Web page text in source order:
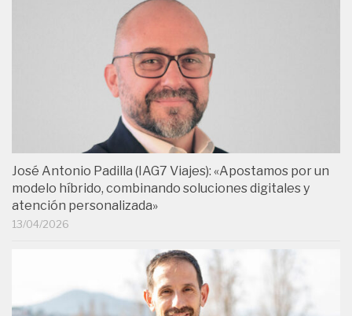
José Antonio Padilla (IAG7 Viajes): «Apostamos por un
modelo híbrido, combinando soluciones digitales y
atención personalizada»
13/04/2026